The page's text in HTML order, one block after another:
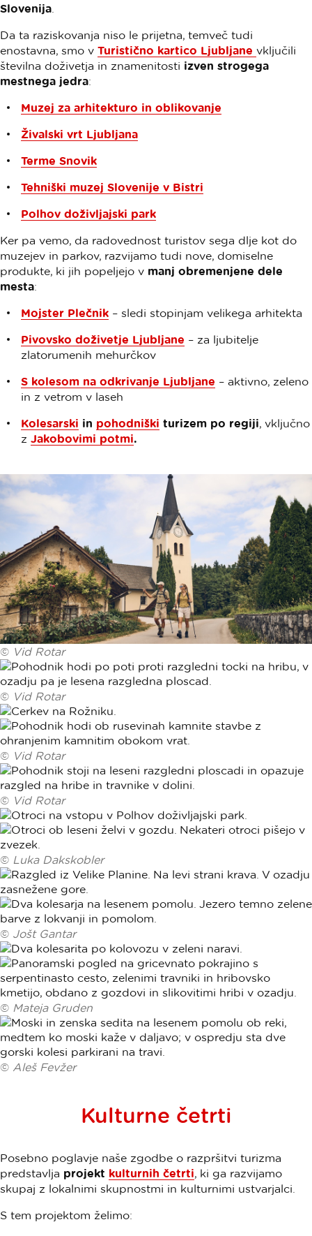
Slovenija
Da ta raziskovanja niso le prijetna, temveč tudi
enostavna, smo v Turistično kartico Ljubljane vključili
številna doživetja in znamenitosti izven strogega
mestnega jedra:
Muzej za arhitekturo in oblikovanje
Živalski vrt Ljubljana
Terme Snovik
Tehniški muzej Slovenije v Bistri
Polhov doživljajski park
Ker pa vemo, da radovednost turistov sega dlje kot do
muzejev in parkov, razvijamo tudi nove, domiselne
produkte, ki jih popeljejo v manj obremenjene dele
mesta:
Mojster Plečnik – sledi stopinjam velikega arhitekta
Pivovsko doživetje Ljubljane – za ljubitelje
zlatorumenih mehurčkov
S kolesom na odkrivanje Ljubljane – aktivno, zeleno
in z vetrom v laseh
Kolesarski in pohodniški turizem po regiji, vključno
z Jakobovimi potmi.
© Vid Rotar
© Vid Rotar
© Vid Rotar
© Vid Rotar
© Luka Dakskobler
© Jošt Gantar
© Mateja Gruden
© Aleš Fevžer
Kulturne četrti
Posebno poglavje naše zgodbe o razpršitvi turizma
predstavlja projekt kulturnih četrti, ki ga razvijamo
skupaj z lokalnimi skupnostmi in kulturnimi ustvarjalci.
S tem projektom želimo: